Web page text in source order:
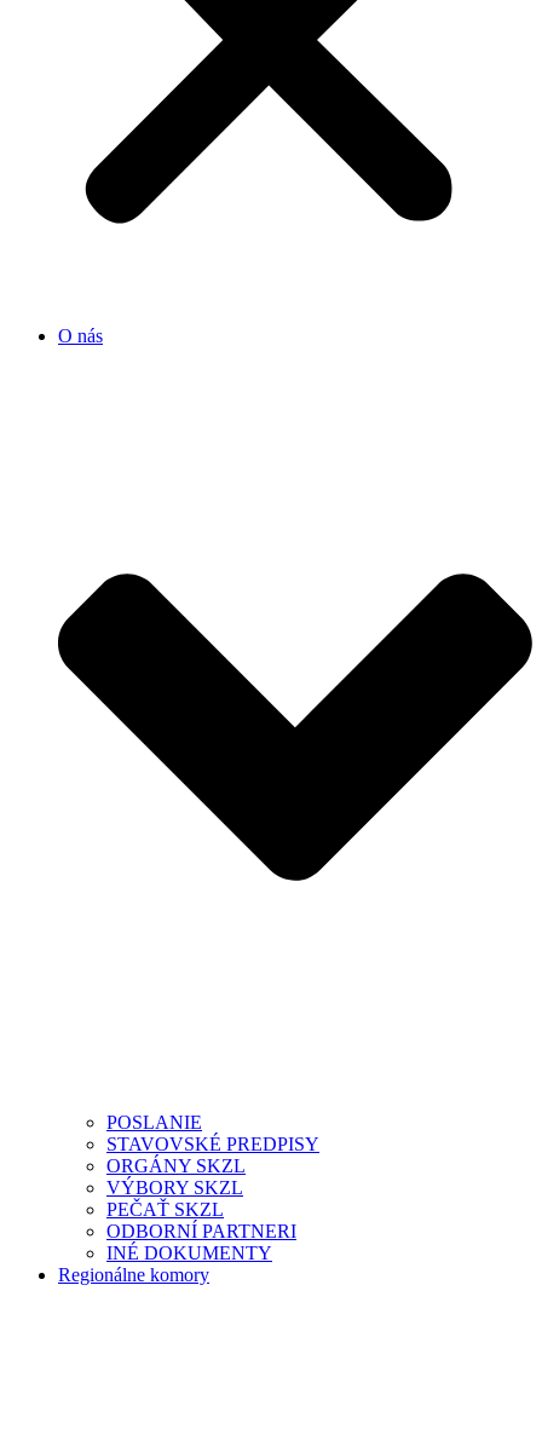
O nás
POSLANIE
STAVOVSKÉ PREDPISY
ORGÁNY SKZL
VÝBORY SKZL
PEČAŤ SKZL
ODBORNÍ PARTNERI
INÉ DOKUMENTY
Regionálne komory